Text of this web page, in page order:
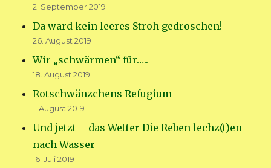
2. September 2019
Da ward kein leeres Stroh gedroschen!
26. August 2019
Wir „schwärmen“ für…..
18. August 2019
Rotschwänzchens Refugium
1. August 2019
Und jetzt – das Wetter Die Reben lechz(t)en
nach Wasser
16. Juli 2019